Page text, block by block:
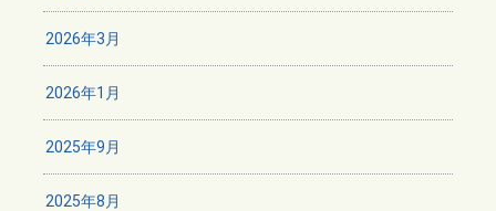
2026年3月
2026年1月
2025年9月
2025年8月